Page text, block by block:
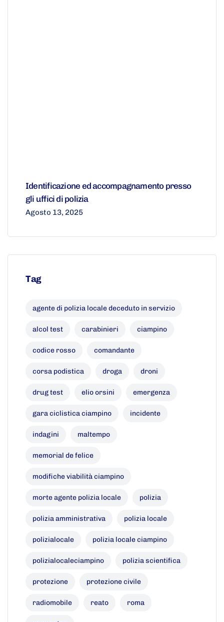
Identificazione ed accompagnamento presso
gli uffici di polizia
Agosto 13, 2025
Tag
agente di polizia locale deceduto in servizio
alcol test carabinieri ciampino
codice rosso comandante
corsa podistica droga droni
drug test elio orsini emergenza
gara ciclistica ciampino incidente
indagini maltempo
memorial de felice
modifiche viabilità ciampino
morte agente polizia locale polizia
polizia amministrativa polizia locale
polizialocale polizia locale ciampino
polizialocaleciampino polizia scientifica
protezione protezione civile
radiomobile reato roma